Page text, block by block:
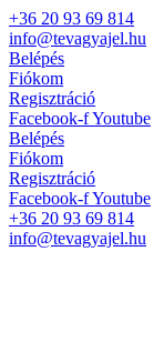
+36 20 93 69 814
info@tevagyajel.hu
Belépés
Fiókom
Regisztráció
Facebook-fYoutube
Belépés
Fiókom
Regisztráció
Facebook-fYoutube
+36 20 93 69 814
info@tevagyajel.hu